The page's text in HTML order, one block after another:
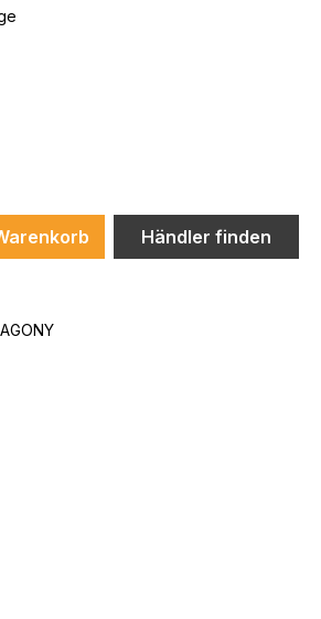
Händler finden